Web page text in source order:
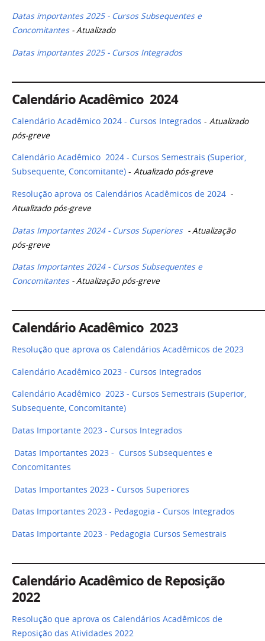
Datas importantes 2025 - Cursos Subsequentes e
Concomitantes-Atualizado
Datas importantes 2025 - Cursos Integrados
Calendário Acadêmico 2024
Calendário Acadêmico 2024 - Cursos Integrados - Atualizado
pós-greve
Calendário Acadêmico 2024 - Cursos Semestrais (Superior,
Subsequente, Concomitante) - Atualizado pós-greve
Resolução aprova os Calendários Acadêmicos de 2024 -
Atualizado pós-greve
Datas Importantes 2024 - Cursos Superiores - Atualização
pós-greve
Datas Importantes 2024 - Cursos Subsequentes e
Concomitantes- Atualização pós-greve
Calendário Acadêmico 2023
Resolução que aprova os Calendários Acadêmicos de 2023
Calendário Acadêmico 2023 - Cursos Integrados
Calendário Acadêmico 2023 - Cursos Semestrais (Superior,
Subsequente, Concomitante)
Datas Importante 2023 - Cursos Integrados
Datas Importantes 2023 - Cursos Subsequentes e
Concomitantes
Datas Importantes 2023 - Cursos Superiores
Datas Importantes 2023 - Pedagogia - Cursos Integrados
Datas Importante 2023 - Pedagogia Cursos Semestrais
Calendário Acadêmico de Reposição
2022
Resolução que aprova os Calendários Acadêmicos de
Reposição das Atividades 2022